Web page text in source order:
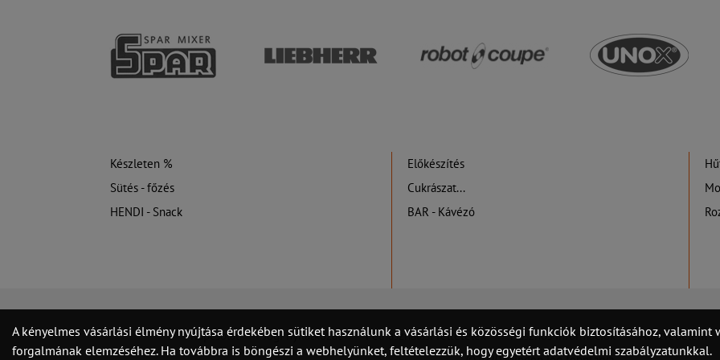
Készleten % Előkészítés
Sütés - főzés
Cukrászat...
HENDI - Snack
BAR - Kávézó
Kapcsolat Jogi nyilatkozat Felhasználási feltételek Hasznos információk Adatvédelem
A kényelmes vásárlási élmény nyújtása érdekében sütiket használunk a vásárlási és közösségi funkciók biztosításához,
forgalmának elemzéséhez. Ha továbbra is böngészi a webhelyünket, feltételezzük, hogy egyetért adatvédelmi szabályzatunkkal.